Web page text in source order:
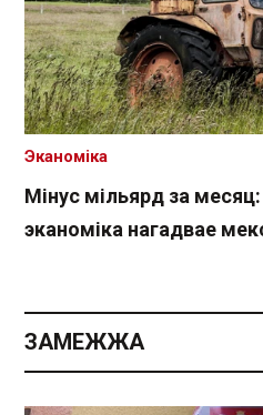
Мінус мільярд за
эканоміка нагадвае
Эканоміка
ЗАМЕЖЖА